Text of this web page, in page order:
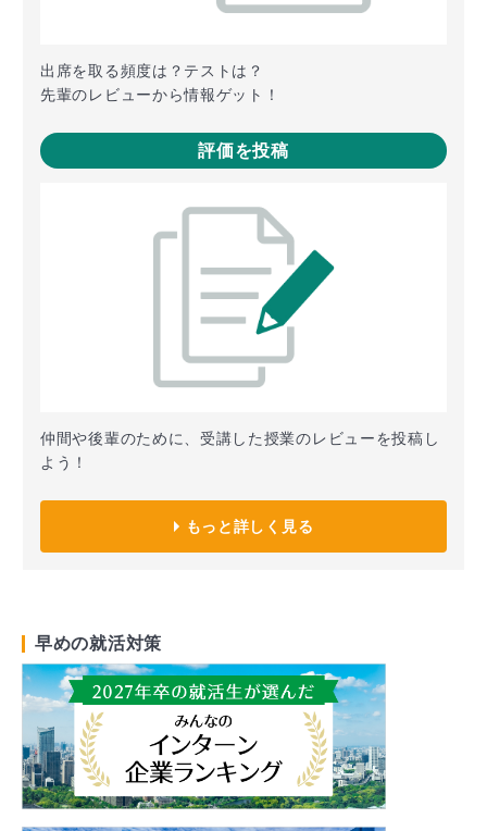
出席を取る頻度は？テストは？
先輩のレビューから情報ゲット！
評価を投稿
仲間や後輩のために、受講した授業のレビューを投稿し
よう！
もっと詳しく見る
早めの就活対策